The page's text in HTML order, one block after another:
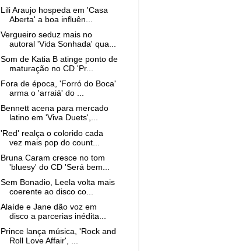
Lili Araujo hospeda em 'Casa
Aberta' a boa influên...
Vergueiro seduz mais no
autoral 'Vida Sonhada' qua...
Som de Katia B atinge ponto de
maturação no CD 'Pr...
Fora de época, 'Forró do Boca'
arma o 'arraiá' do ...
Bennett acena para mercado
latino em 'Viva Duets',...
'Red' realça o colorido cada
vez mais pop do count...
Bruna Caram cresce no tom
'bluesy' do CD 'Será bem...
Sem Bonadio, Leela volta mais
coerente ao disco co...
Alaíde e Jane dão voz em
disco a parcerias inédita...
Prince lança música, 'Rock and
Roll Love Affair', ...